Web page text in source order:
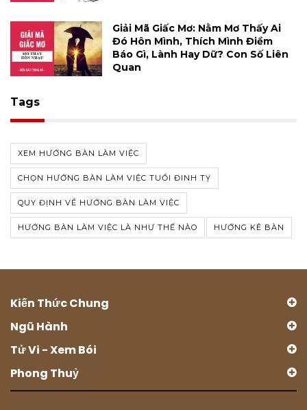
Giải Mã Giấc Mơ: Nằm Mơ Thấy Ai
Đó Hôn Mình, Thích Mình Điềm
Báo Gì, Lành Hay Dữ? Con Số Liên
Quan
Tags
XEM HƯỚNG BÀN LÀM VIỆC
CHỌN HƯỚNG BÀN LÀM VIỆC TUỔI ĐINH TỴ
QUY ĐỊNH VỀ HƯỚNG BÀN LÀM VIỆC
HƯỚNG BÀN LÀM VIỆC LÀ NHƯ THẾ NÀO HƯỚNG KÊ BÀN
Kiến Thức Chung
Ngũ Hành
Tử Vi - Xem Bói
Phong Thuỷ